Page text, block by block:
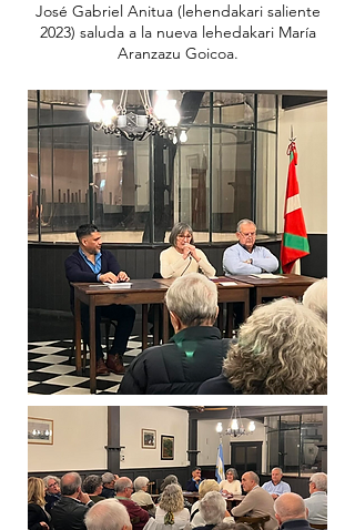
José Gabriel Anitua (lehendakari saliente
2023) saluda a la nueva lehedakari María
Aranzazu Goicoa.